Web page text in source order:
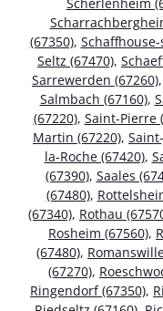
(67350),
Seltz (67470),
Sarrewerden (67260),
Salmbach (67160),
(67220), Saint-Pierre
Martin (67220),
la-Roche (67420),
(67390), Saales
(67480),
(67340), Rothau
Rosheim (67560),
(67480),
(67270),
Ringendorf (67350),